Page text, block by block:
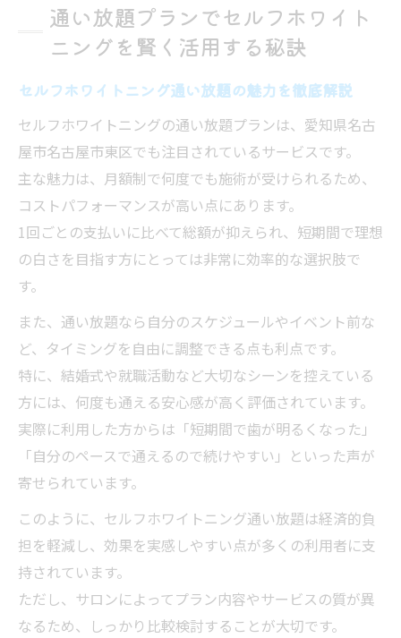
通い放題プランでセルフホワイト
ニングを賢く活用する秘訣
セルフホワイトニング通い放題の魅力を徹底解説
セルフホワイトニングの通い放題プランは、愛知県名古
屋市名古屋市東区でも注目されているサービスです。
主な魅力は、月額制で何度でも施術が受けられるため、
コストパフォーマンスが高い点にあります。
1回ごとの支払いに比べて総額が抑えられ、短期間で理想
の白さを目指す方にとっては非常に効率的な選択肢で
す。
また、通い放題なら自分のスケジュールやイベント前な
ど、タイミングを自由に調整できる点も利点です。
特に、結婚式や就職活動など大切なシーンを控えている
方には、何度も通える安心感が高く評価されています。
実際に利用した方からは「短期間で歯が明るくなった」
「自分のペースで通えるので続けやすい」といった声が
寄せられています。
このように、セルフホワイトニング通い放題は経済的負
担を軽減し、効果を実感しやすい点が多くの利用者に支
持されています。
ただし、サロンによってプラン内容やサービスの質が異
なるため、しっかり比較検討することが大切です。